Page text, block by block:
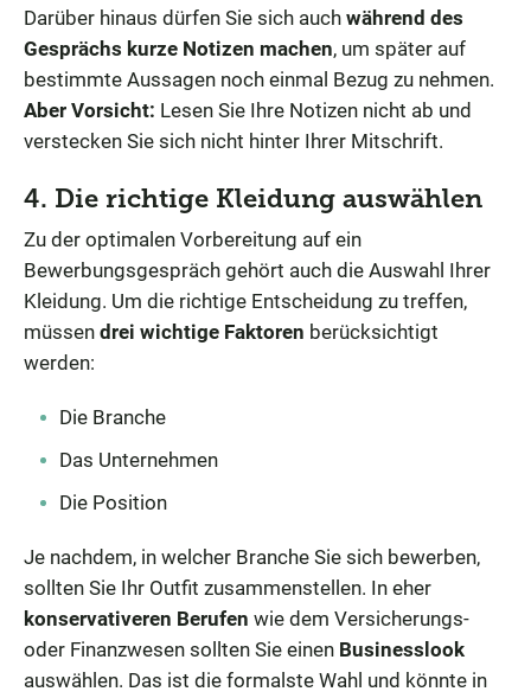
Darüber hinaus dürfen Sie sich auch während des
Gesprächs kurze Notizen machen, um später auf
bestimmte Aussagen noch einmal Bezug zu nehmen.
Aber Vorsicht: Lesen Sie Ihre Notizen nicht ab und
verstecken Sie sich nicht hinter Ihrer Mitschrift.
4. Die richtige Kleidung auswählen
Zu der optimalen Vorbereitung auf ein
Bewerbungsgespräch gehört auch die Auswahl Ihrer
Kleidung. Um die richtige Entscheidung zu treffen,
müssen drei wichtige Faktoren berücksichtigt
werden:
Die Branche
Das Unternehmen
Die Position
Je nachdem, in welcher Branche Sie sich bewerben,
sollten Sie Ihr Outfit zusammenstellen. In eher
konservativeren Berufen wie dem Versicherungs-
oder Finanzwesen sollten Sie einen Businesslook
auswählen. Das ist die formalste Wahl und könnte in